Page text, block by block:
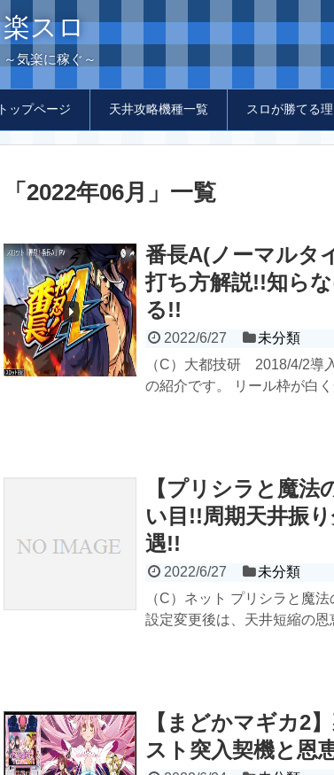
楽スロ
～気楽に稼ぐ～
トップページ 天井攻略機種一覧 スロが勝てる
「 2022年06月 」 一覧
番長A(ノーマルタ
打ち方解説!!知ら
る!!
2022/6/27
未分類
（C）大都技研 2018/4/2導
の紹介です。 リール枠が白
【プリシラと魔法
い目!!周期天井振
遇!!
2022/6/27
未分類
（C）ネット プリシラと魔
設定変更後は、天井短縮の
【まどかマギカ2
スト突入契機と恩